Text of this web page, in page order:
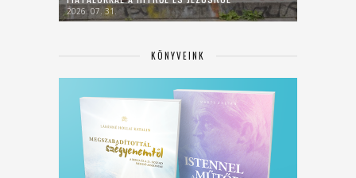
2026. 07. 31.
KÖNYVEINK